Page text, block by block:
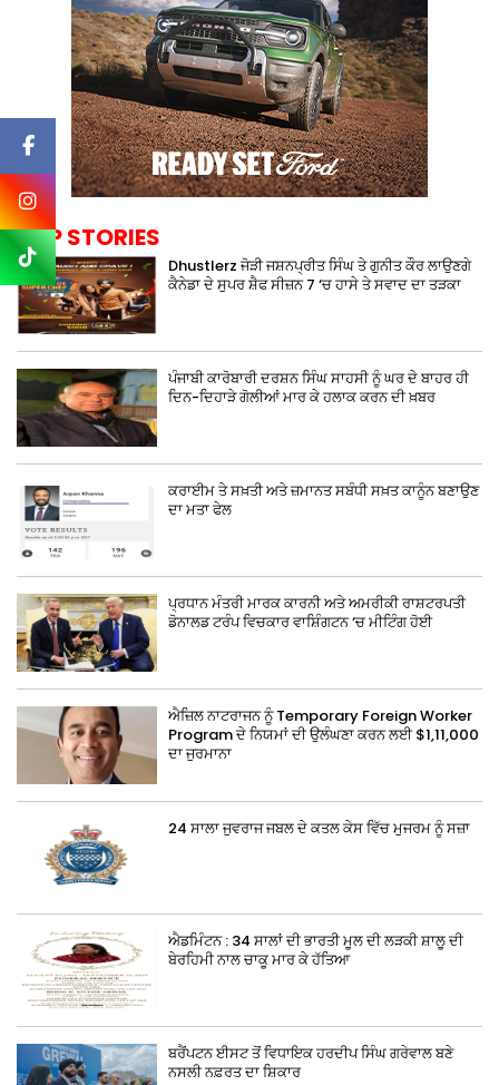
TOP STORIES
Dhustlerz ਜੋੜੀ ਜਸ਼ਨਪ੍ਰੀਤ ਸਿੰਘ ਤੇ ਗੁਨੀਤ ਕੌਰ ਲਾਉਣਗੇ
ਕੈਨੇਡਾ ਦੇ ਸੁਪਰ ਸ਼ੈਫ ਸੀਜ਼ਨ 7 ‘ਚ ਹਾਸੇ ਤੇ ਸਵਾਦ ਦਾ ਤੜਕਾ
ਪੰਜਾਬੀ ਕਾਰੋਬਾਰੀ ਦਰਸ਼ਨ ਸਿੰਘ ਸਾਹਸੀ ਨੂੰ ਘਰ ਦੇ ਬਾਹਰ ਹੀ
ਦਿਨ-ਦਿਹਾੜੇ ਗੋਲੀਆਂ ਮਾਰ ਕੇ ਹਲਾਕ ਕਰਨ ਦੀ ਖ਼ਬਰ
ਕਰਾਈਮ ਤੇ ਸਖ਼ਤੀ ਅਤੇ ਜ਼ਮਾਨਤ ਸਬੰਧੀ ਸਖ਼ਤ ਕਾਨੂੰਨ ਬਣਾਉਣ
ਦਾ ਮਤਾ ਫੇਲ
ਪ੍ਰਧਾਨ ਮੰਤਰੀ ਮਾਰਕ ਕਾਰਨੀ ਅਤੇ ਅਮਰੀਕੀ ਰਾਸ਼ਟਰਪਤੀ
ਡੋਨਾਲਡ ਟਰੰਪ ਵਿਚਕਾਰ ਵਾਸ਼ਿੰਗਟਨ ‘ਚ ਮੀਟਿੰਗ ਹੋਈ
ਐਜ਼ਿਲ ਨਾਟਰਾਜਨ ਨੂੰ Temporary Foreign Worker
Program ਦੇ ਨਿਯਮਾਂ ਦੀ ਉਲੰਘਣਾ ਕਰਨ ਲਈ $1,11,000
ਦਾ ਜੁਰਮਾਨਾ
24 ਸਾਲਾ ਜੁਵਰਾਜ ਜਬਲ ਦੇ ਕਤਲ ਕੇਸ ਵਿੱਚ ਮੁਜਰਮ ਨੂੰ ਸਜ਼ਾ
ਐਡਮਿੰਟਨ : 34 ਸਾਲਾਂ ਦੀ ਭਾਰਤੀ ਮੂਲ ਦੀ ਲੜਕੀ ਸ਼ਾਲੂ ਦੀ
ਬੇਰਹਿਮੀ ਨਾਲ ਚਾਕੂ ਮਾਰ ਕੇ ਹੱਤਿਆ
ਬਰੈਂਪਟਨ ਈਸਟ ਤੋਂ ਵਿਧਾਇਕ ਹਰਦੀਪ ਸਿੰਘ ਗਰੇਵਾਲ ਬਣੇ
ਨਸਲੀ ਨਫ਼ਰਤ ਦਾ ਸ਼ਿਕਾਰ